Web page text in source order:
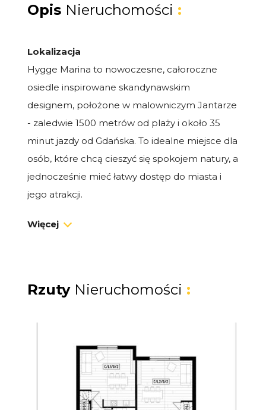
Opis Nieruchomości :
Lokalizacja
Hygge Marina to nowoczesne, całoroczne
osiedle inspirowane skandynawskim
designem, położone w malowniczym Jantarze
- zaledwie 1500 metrów od plaży i około 35
minut jazdy od Gdańska. To idealne miejsce dla
osób, które chcą cieszyć się spokojem natury, a
jednocześnie mieć łatwy dostęp do miasta i
jego atrakcji.
Dom premium 63,4 m² z ogrodem
postojowym. To idealna przestrzeń zarówno
na własne wakacje i weekendy, jak i na
Układ domu:
Salon z aneksem kuchennym i wyjściem
Więcej
Rzuty Nieruchomości :